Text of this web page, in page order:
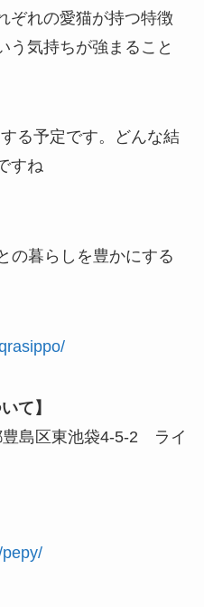
ぞれの愛猫が持つ特徴
う気持ちが強まること
る予定です。どんな結
すね
の暮らしを豊かにする
て】
豊島区東池袋4-5-2 ライ